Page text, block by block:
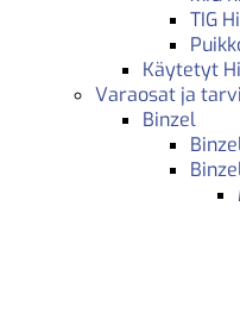
TIG
Käytetyt
Varaosat ja
Binzel